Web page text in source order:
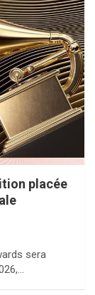
placée
sera